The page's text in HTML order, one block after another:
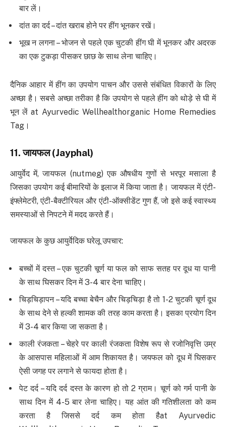
बार लें।
दांत का दर्द – दांत खराब होने पर हींग भूनकर रखें।
भूख न लगना – भोजन से पहले एक चुटकी हींग घी में भूनकर और अदरक
का एक टुकड़ा पीसकर छाछ के साथ लेना चाहिए।
दैनिक आहार में हींग का उपयोग पाचन और उससे संबंधित विकारों के लिए
अच्छा है। सबसे अच्छा तरीका है कि उपयोग से पहले हींग को थोड़े से घी में
भून लें at Ayurvedic Wellhealthorganic Home Remedies
Tag।
11.जायफल(Jayphal)
आयुर्वेद में, जायफल (nutmeg) एक औषधीय गुणों से भरपूर मसाला है
जिसका उपयोग कई बीमारियों के इलाज में किया जाता है। जायफल में एंटी-
इंफ्लेमेटरी, एंटी-बैक्टीरियल और एंटी-ऑक्सीडेंट गुण हैं, जो इसे कई स्वास्थ्य
समस्याओं से निपटने में मदद करते हैं।
जायफल के कुछ आयुर्वेदिक घरेलू उपचार:
बच्चों में दस्त – एक चुटकी चूर्ण या फल को साफ सतह पर दूध या पानी
के साथ घिसकर दिन में 3-4 बार देना चाहिए।
चिड़चिड़ापन – यदि बच्चा बेचैन और चिड़चिड़ा है तो 1-2 चुटकी चूर्ण दूध
के साथ देने से हल्की शामक की तरह काम करता है। इसका प्रयोग दिन
में 3-4 बार किया जा सकता है।
काली रंजकता – चेहरे पर काली रंजकता विशेष रूप से रजोनिवृत्ति उम्र
के आसपास महिलाओं में आम शिकायत है। जयफल को दूध में घिसकर
ऐसी जगह पर लगाने से फायदा होता है।
पेट दर्द – यदि दर्द दस्त के कारण हो तो 2 ग्राम। चूर्ण को गर्म पानी के
साथ दिन में 4-5 बार लेना चाहिए। यह आंत की गतिशीलता को कम
करता है जिससे दर्द कम होता हैat Ayurvedic